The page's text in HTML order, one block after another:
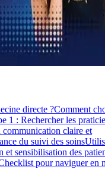
directe ?Comment
1 : Rechercher les
communication claire et
du suivi des soins
et sensibilisation des
pour naviguer en